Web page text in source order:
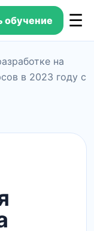
обучение ☰
на
в 2023 году с